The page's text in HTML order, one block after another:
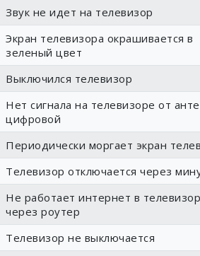
Звук не идет на телевизор
Экран телевизора окрашивается в
зеленый цвет
Выключился телевизор
Нет сигнала на телевизоре от
цифровой
Периодически моргает экран
Телевизор отключается через
Не работает интернет в
через роутер
Телевизор не выключается